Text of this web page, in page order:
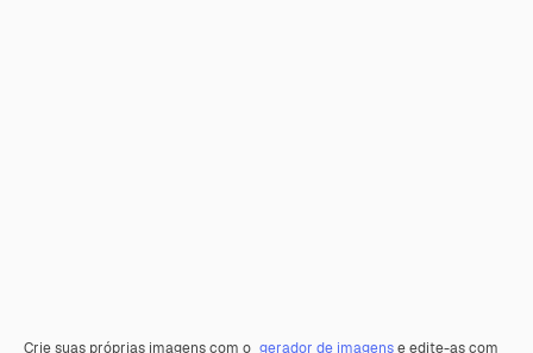
Crie suas próprias imagens com o gerador de imagense edite-as com